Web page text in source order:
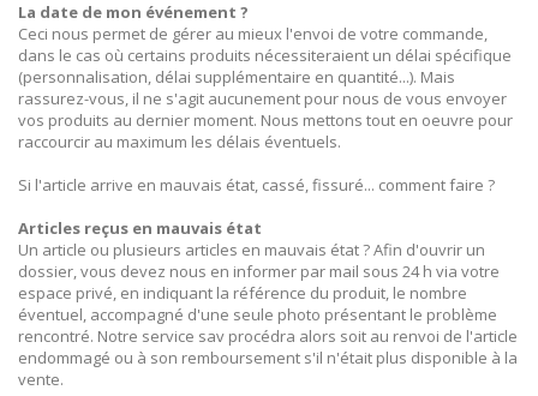
La date de mon événement ?
Ceci nous permet de gérer au mieux l'envoi de votre commande,
dans le cas où certains produits nécessiteraient un délai spécifique
(personnalisation, délai supplémentaire en quantité...). Mais
rassurez-vous, il ne s'agit aucunement pour nous de vous envoyer
vos produits au dernier moment. Nous mettons tout en oeuvre pour
raccourcir au maximum les délais éventuels.
Si l'article arrive en mauvais état, cassé, fissuré... comment faire ?
Articles reçus en mauvais état
Un article ou plusieurs articles en mauvais état ? Afin d'ouvrir un
dossier, vous devez nous en informer par mail sous 24 h via votre
espace privé, en indiquant la référence du produit, le nombre
éventuel, accompagné d'une seule photo présentant le problème
rencontré. Notre service sav procédra alors soit au renvoi de l'article
endommagé ou à son remboursement s'il n'était plus disponible à la
vente.